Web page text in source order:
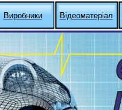
Виробники Відеоматеріал